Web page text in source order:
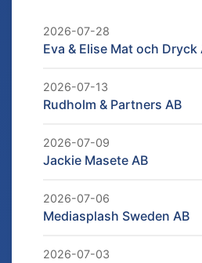
2026-07-28
Eva & Elise Mat och Dryck
2026-07-13
Rudholm & Partners AB
2026-07-09
Jackie Masete AB
2026-07-06
Mediasplash Sweden AB
2026-07-03